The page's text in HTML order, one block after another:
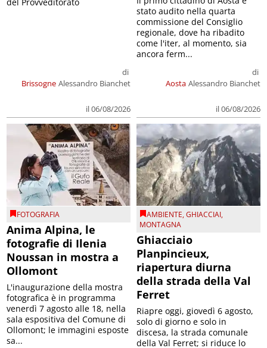
Brissogne
di
Alessandro Bianchet
il 06/08/2026
Aosta
di
Alessandro Bianchet
il 06/08/2026
stato audito nella quarta
commissione del Consiglio
regionale, dove ha ribadito
come l'iter, al momento, sia
ancora ferm...
FOTOGRAFIA
Anima Alpina, le
fotografie di Ilenia
Noussan in mostra a
Ollomont
L'inaugurazione della mostra
fotografica è in programma
venerdì 7 agosto alle 18, nella
sala espositiva del Comune di
Ollomont; le immagini esposte
sa...
AMBIENTE,GHIACCIAI,
MONTAGNA
Ghiacciaio
Planpincieux,
riapertura diurna
della strada della Val
Ferret
Riapre oggi, giovedì 6 agosto,
solo di giorno e solo in
discesa, la strada comunale
della Val Ferret; si riduce lo